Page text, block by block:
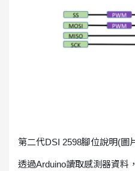
第二代DSI 2598腳位說明(圖
透過Arduino讀取感測器資料